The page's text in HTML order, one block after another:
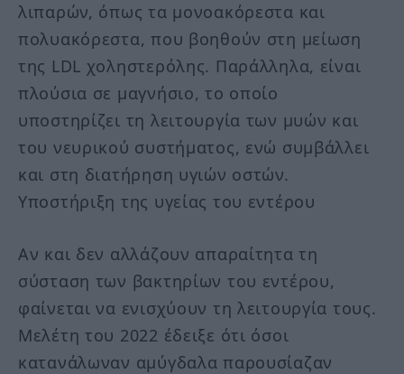
λιπαρών, όπως τα μονοακόρεστα και
πολυακόρεστα, που βοηθούν στη μείωση
της LDL χοληστερόλης. Παράλληλα, είναι
πλούσια σε μαγνήσιο, το οποίο
υποστηρίζει τη λειτουργία των μυών και
του νευρικού συστήματος, ενώ συμβάλλει
και στη διατήρηση υγιών οστών.
Υποστήριξη της υγείας του εντέρου
Αν και δεν αλλάζουν απαραίτητα τη
σύσταση των βακτηρίων του εντέρου,
φαίνεται να ενισχύουν τη λειτουργία τους.
Μελέτη του 2022 έδειξε ότι όσοι
κατανάλωναν αμύγδαλα παρουσίαζαν